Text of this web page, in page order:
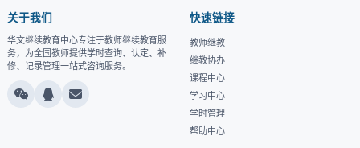
关于我们
华文继续教育中心专注于教师继续教育服
务，为全国教师提供学时查询、认定、补
修、记录管理一站式咨询服务。
快速链接
教师继教
继教协办
课程中心
学习中心
学时管理
帮助中心